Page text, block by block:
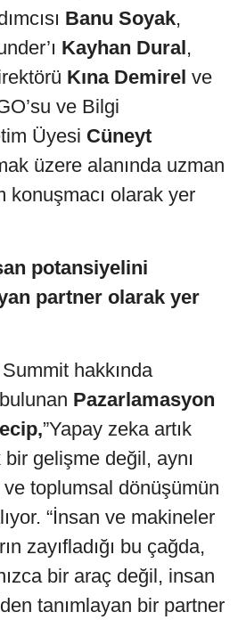
Banu Soyak,
Kayhan Dural,
Kına Demirel ve
ve Bilgi
Üyesi Cüneyt
üzere alanında uzman
konuşmacı olarak yer
potansiyelini
partner olarak yer
hakkında
Pazarlamasyon
”Yapay zeka artık
gelişme değil, aynı
toplumsal dönüşümün
“İnsan ve makineler
zayıfladığı bu çağda,
bir araç değil, insan
tanımlayan bir partner